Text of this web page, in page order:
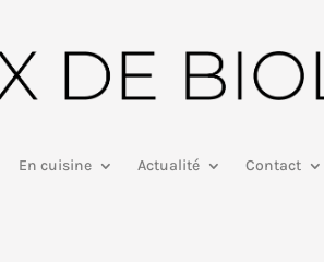
En cuisine Actualité Contact